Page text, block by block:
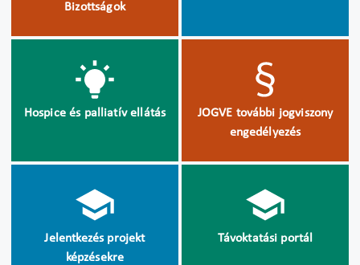
Bizottságok
Hospice és palliatív ellátás
JOGVE további jogviszony
engedélyezés
Jelentkezés projekt
képzésekre
Távoktatási portál